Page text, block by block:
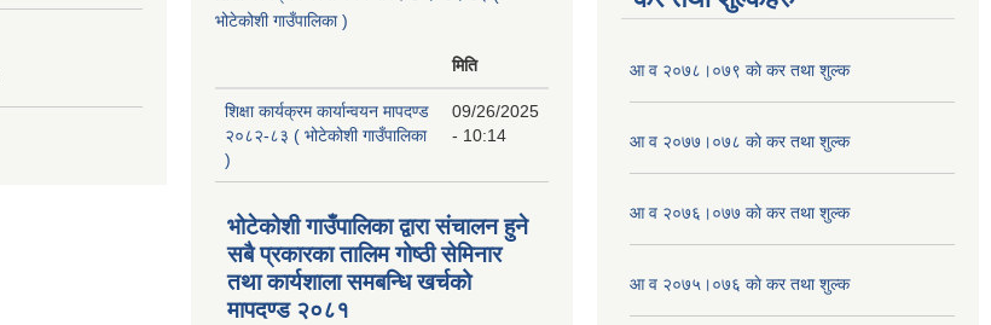
भोटेकोशी गाउँपालिका )
मिति
शिक्षा कार्यक्रम कार्यान्वयन मापदण्ड
२०८२-८३ ( भोटेकोशी गाउँपालिका
)
09/26/2025
- 10:14
भोटेकोशी गाउँपालिका द्वारा संचालन हुने
सबै प्रकारका तालिम गोष्ठी सेमिनार
तथा कार्यशाला समबन्धि खर्चको
मापदण्ड २०८१
आ व २०७८।०७९ काे कर तथा शुल्क
आ व २०७७।०७८ काे कर तथा शुल्क
आ व २०७६।०७७ काे कर तथा शुल्क
आ व २०७५।०७६ काे कर तथा शुल्क